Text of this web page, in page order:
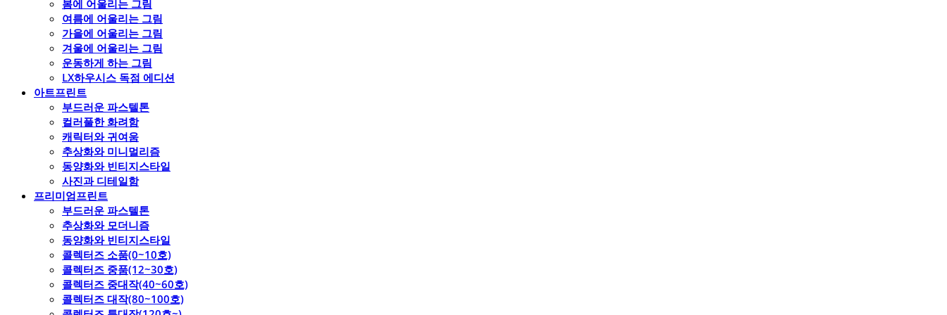
봄에 어울리는 그림
여름에 어울리는 그림
가을에 어울리는 그림
겨울에 어울리는 그림
운동하게 하는 그림
LX하우시스 독점 에디션
아트프린트
부드러운 파스텔톤
컬러풀한 화려함
캐릭터와 귀여움
추상화와 미니멀리즘
동양화와 빈티지스타일
사진과 디테일함
프리미엄프린트
부드러운 파스텔톤
추상화와 모더니즘
동양화와 빈티지스타일
콜렉터즈 소품(0~10호)
콜렉터즈 중품(12~30호)
콜렉터즈 중대작(40~60호)
콜렉터즈 대작(80~100호)